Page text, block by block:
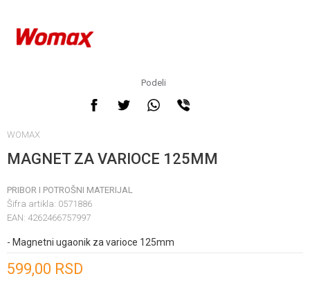
Podeli
WOMAX
MAGNET ZA VARIOCE 125MM
PRIBOR I POTROŠNI MATERIJAL
Šifra artikla: 0571886
EAN: 4262466757997
- Magnetni ugaonik za varioce 125mm
599,00 RSD